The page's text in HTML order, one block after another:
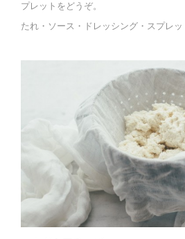
プレットをどうぞ。
たれ・ソース・ドレッシング・スプレッ